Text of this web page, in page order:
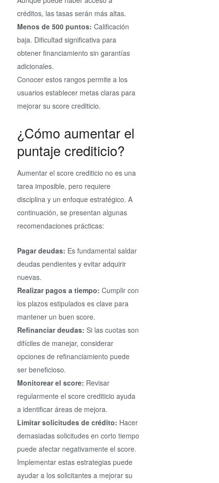
créditos, las tasas serán más altas.
Menos de 500 puntos: Calificación
baja. Dificultad significativa para
obtener financiamiento sin garantías
adicionales.
Conocer estos rangos permite a los
usuarios establecer metas claras para
mejorar su score crediticio.
¿Cómo aumentar el
puntaje crediticio?
Aumentar el score crediticio no es una
tarea imposible, pero requiere
disciplina y un enfoque estratégico. A
continuación, se presentan algunas
recomendaciones prácticas:
Pagar deudas: Es fundamental saldar
deudas pendientes y evitar adquirir
nuevas.
Realizar pagos a tiempo: Cumplir con
los plazos estipulados es clave para
mantener un buen score.
Refinanciar deudas: Si las cuotas son
difíciles de manejar, considerar
opciones de refinanciamiento puede
ser beneficioso.
Monitorear el score: Revisar
regularmente el score crediticio ayuda
a identificar áreas de mejora.
Limitar solicitudes de crédito: Hacer
demasiadas solicitudes en corto tiempo
puede afectar negativamente el score.
Implementar estas estrategias puede
ayudar a los solicitantes a mejorar su